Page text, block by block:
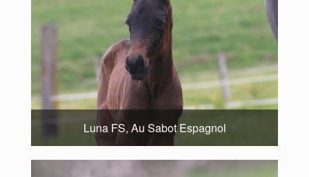
Luna FS, Au Sabot Espagnol